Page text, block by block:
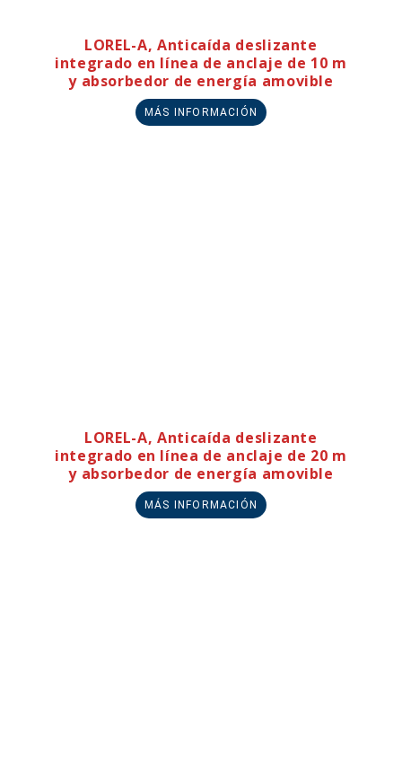
LOREL-A, Anticaída deslizante
integrado en línea de anclaje de 10 m
y absorbedor de energía amovible
MÁS INFORMACIÓN
LOREL-A, Anticaída deslizante
integrado en línea de anclaje de 20 m
y absorbedor de energía amovible
MÁS INFORMACIÓN